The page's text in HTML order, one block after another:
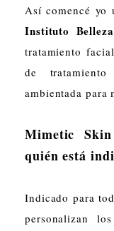
Así comencé yo
Instituto
tratamiento facial
de
ambientada para
Mimetic
quién está
Indicado para
personalizan